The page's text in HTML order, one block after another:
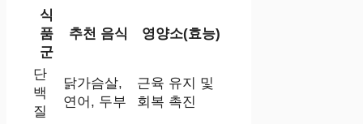
식
품
군
추천 음식 영양소(효능)
단
백
질
닭가슴살,
연어, 두부
근육 유지 및
회복 촉진